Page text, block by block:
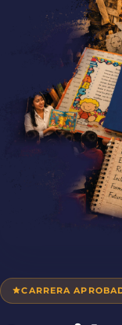
CARRERA